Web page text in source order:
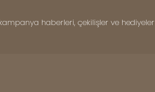
haberleri, çekilişler ve hediyeler